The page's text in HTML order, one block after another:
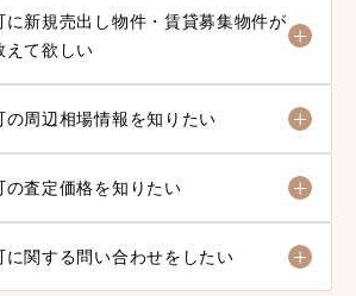
に新規売出し物件・賃貸募集物件が
えて欲しい
の周辺相場情報を知りたい
の査定価格を知りたい
に関する問い合わせをしたい